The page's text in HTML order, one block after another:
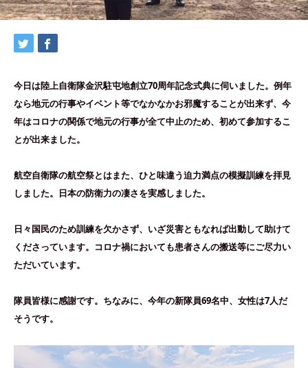
今日は陸上自衛隊金沢駐屯地創立70周年記念式典に伺いました。例年
なら地元の行事やイベント等でなかなかお邪魔することが出来ず、今
年はコロナの関係で地元の行事が全て中止のため、初めて参加するこ
とが出来ました。
航空自衛隊の航空祭とはまた、ひと味違う迫力満点の模擬訓練を拝見
しました。日本の防衛力の凄さを実感しました。
日々国民のため訓練を欠かさず、いざ災害ともなれば出動して助けて
くださっています。コロナ禍においても患者さんの搬送等にご尽力い
ただいています。
隊員皆様に感謝です。ちなみに、今年の新隊員69名中、女性は7人だ
そうです。